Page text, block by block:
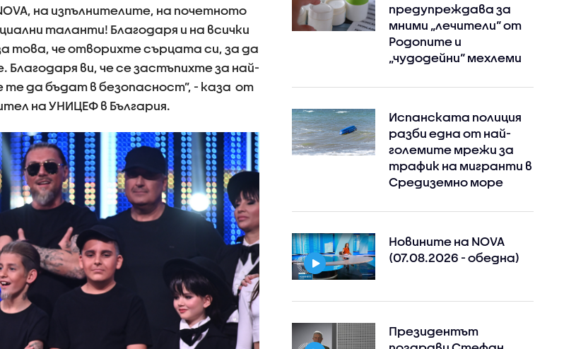
на изпълнителите, на почетното
таланти! Благодаря и на всички
това, че отворихте сърцата си, за да
ви, че се застъпихте за най-
те да бъдат в безопасност”, - каза от
на УНИЦЕФ в България.
предупреждава за
мними „лечители“ от
Родопите и
„чудодейни“ мехлеми
Испанската полиция
разби една от най-
големите мрежи за
трафик на мигранти в
Средиземно море
Новините на NOVA
(07.08.2026 - обедна)
Президентът